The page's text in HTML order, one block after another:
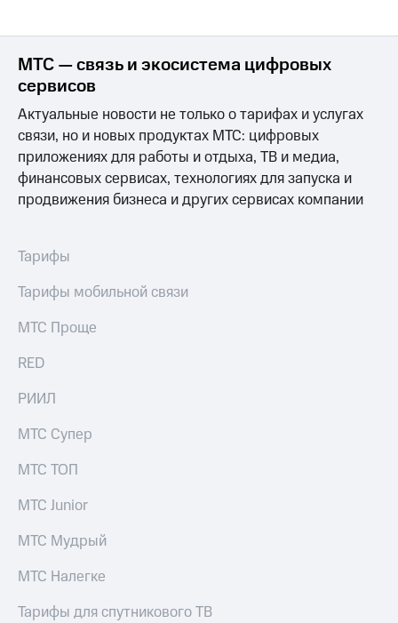
облигаций
Другое
Регистратор
Реквизиты
Контакты
развитие
деловая этика
На главную
МТС — связь и экосистема цифровых
сервисов
Актуальные новости не только о тарифах и услугах
связи, но и новых продуктах МТС: цифровых
приложениях для работы и отдыха, ТВ и медиа,
финансовых сервисах, технологиях для запуска и
продвижения бизнеса и других сервисах компании
Тарифы
Тарифы мобильной связи
МТС Проще
RED
РИИЛ
МТС Супер
МТС ТОП
МТС Junior
МТС Мудрый
МТС Налегке
Тарифы для спутникового ТВ